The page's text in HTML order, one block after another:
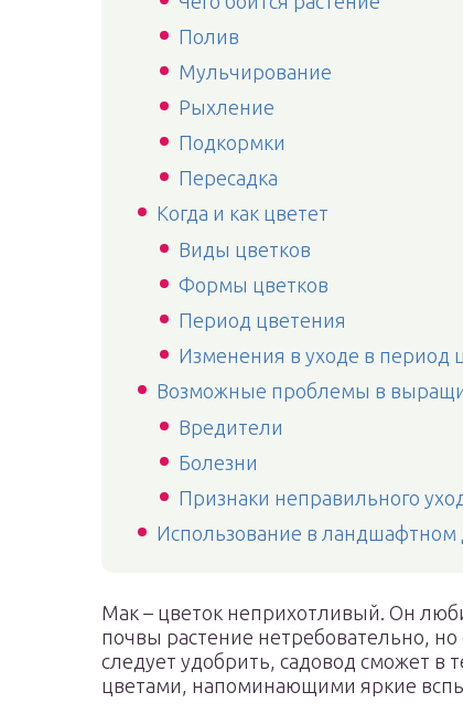
Полив
Мульчирование
Рыхление
Подкормки
Пересадка
Когда и как цветет
Виды цветков
Формы цветков
Период цветения
Изменения в уходе в период
Возможные проблемы в
Вредители
Болезни
Признаки неправильного
Использование в ландшафтном
Мак – цветок неприхотливый. Он
почвы растение нетребовательно,
следует удобрить, садовод сможет в
цветами, напоминающими яркие